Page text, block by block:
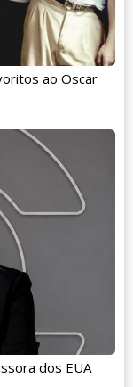
ao Oscar
dos EUA